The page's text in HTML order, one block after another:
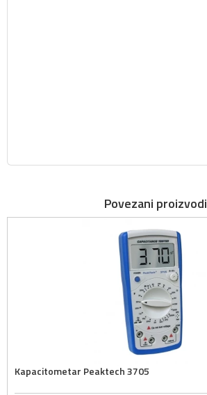
Povezani proizvodi
Kapacitometar Peaktech 3705